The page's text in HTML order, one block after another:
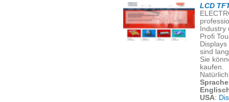
LCD
Profi
sind
Sie
kaufen.
USA: